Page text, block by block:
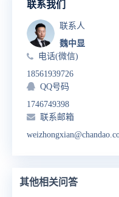
联系我们
联系人
魏中显
电话(微信)
18561939726
QQ号码
1746749398
联系邮箱
其他相关问答